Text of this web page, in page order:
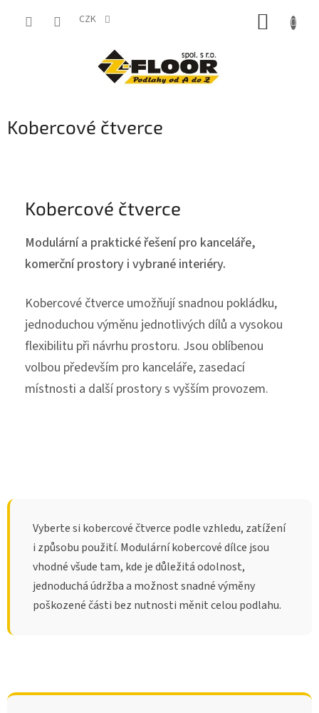
CZK
Kobercové čtverce
Kobercové čtverce
Modulární a praktické řešení pro kanceláře,
komerční prostory i vybrané interiéry.
Kobercové čtverce umožňují snadnou pokládku,
jednoduchou výměnu jednotlivých dílů a vysokou
flexibilitu při návrhu prostoru. Jsou oblíbenou
volbou především pro kanceláře, zasedací
místnosti a další prostory s vyšším provozem.
Vyberte si kobercové čtverce podle vzhledu, zatížení
i způsobu použití. Modulární kobercové dílce jsou
vhodné všude tam, kde je důležitá odolnost,
jednoduchá údržba a možnost snadné výměny
poškozené části bez nutnosti měnit celou podlahu.